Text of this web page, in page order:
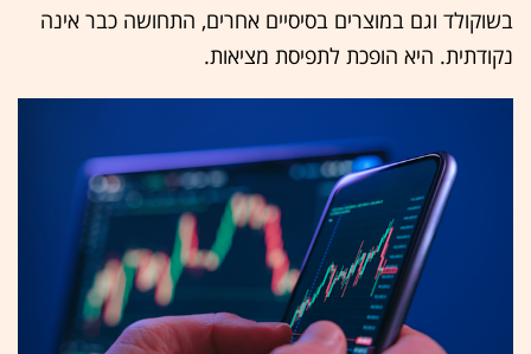
בשוקולד וגם במוצרים בסיסיים אחרים, התחושה כבר אינה
נקודתית. היא הופכת לתפיסת מציאות.